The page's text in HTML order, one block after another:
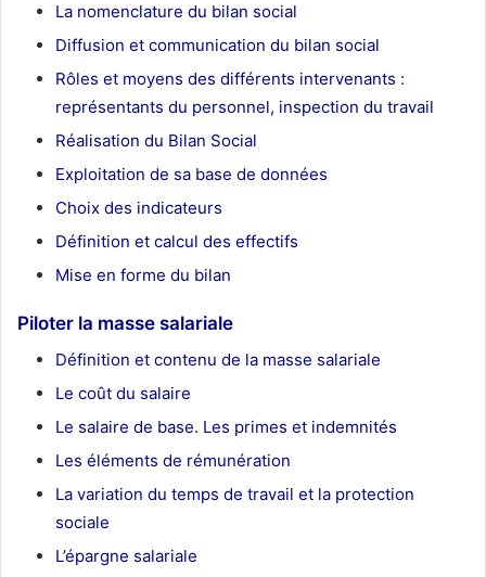
La nomenclature du bilan social
Diffusion et communication du bilan social
Rôles et moyens des différents intervenants :
représentants du personnel, inspection du travail
Réalisation du Bilan Social
Exploitation de sa base de données
Choix des indicateurs
Définition et calcul des effectifs
Mise en forme du bilan
Piloter la masse salariale
Définition et contenu de la masse salariale
Le coût du salaire
Le salaire de base. Les primes et indemnités
Les éléments de rémunération
La variation du temps de travail et la protection
sociale
L’épargne salariale